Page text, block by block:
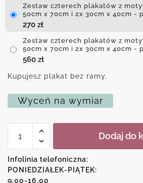
Zestaw czterech plakatów z
50cm x 70cm i 2x 30cm x 40cm -
270 zł
Zestaw czterech plakatów z
50cm x 70cm i 2x 30cm x 40cm -
560 zł
Kupujesz plakat bez ramy.
Wyceń na wymiar
Zestaw
z
motywem
Dodaj do
Infolinia telefoniczna:
PONIEDZIAŁEK-PIĄTEK:
9.00-16.00